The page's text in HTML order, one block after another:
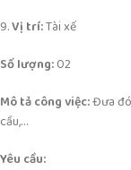
9.Vị trí:Tài xế
Số lượng:02
Mô tả công việc:Đưa
cầu,…
Yêu cầu: